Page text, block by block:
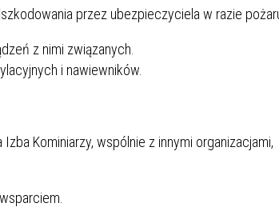
przez ubezpieczyciela w razie
z nimi związanych.
i nawiewników.
Kominiarzy, wspólnie z innymi organizacjami,